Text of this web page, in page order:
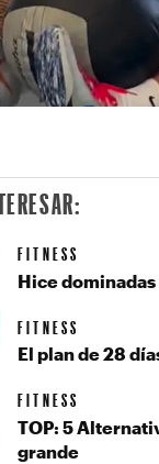
FITNESS
Hice
FITNESS
El plan de 28
FITNESS
TOP: 5
grande